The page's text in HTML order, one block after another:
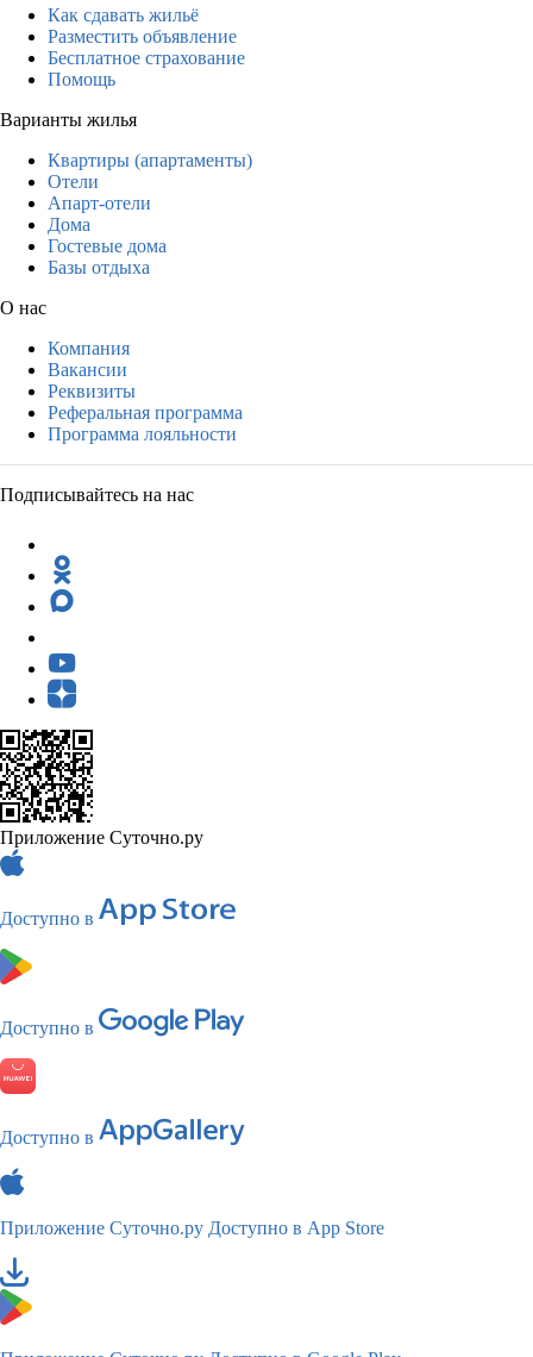
Как сдавать жильё
Разместить объявление
Бесплатное страхование
Помощь
Варианты жилья
Квартиры (апартаменты)
Отели
Апарт-отели
Дома
Гостевые дома
Базы отдыха
О нас
Компания
Вакансии
Реквизиты
Реферальная программа
Программа лояльности
Подписывайтесь на нас
Приложение Суточно.ру
Доступно в
Доступно в
Доступно в
Приложение Суточно.ру Доступно в App Store